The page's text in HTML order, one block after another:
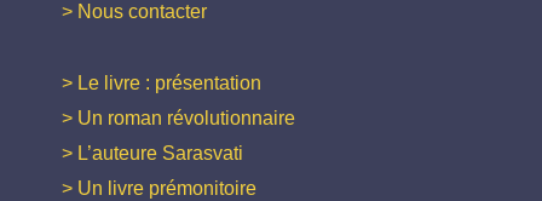
> Nous contacter
> Le livre : présentation
> Un roman révolutionnaire
> L’auteure Sarasvati
> Un livre prémonitoire